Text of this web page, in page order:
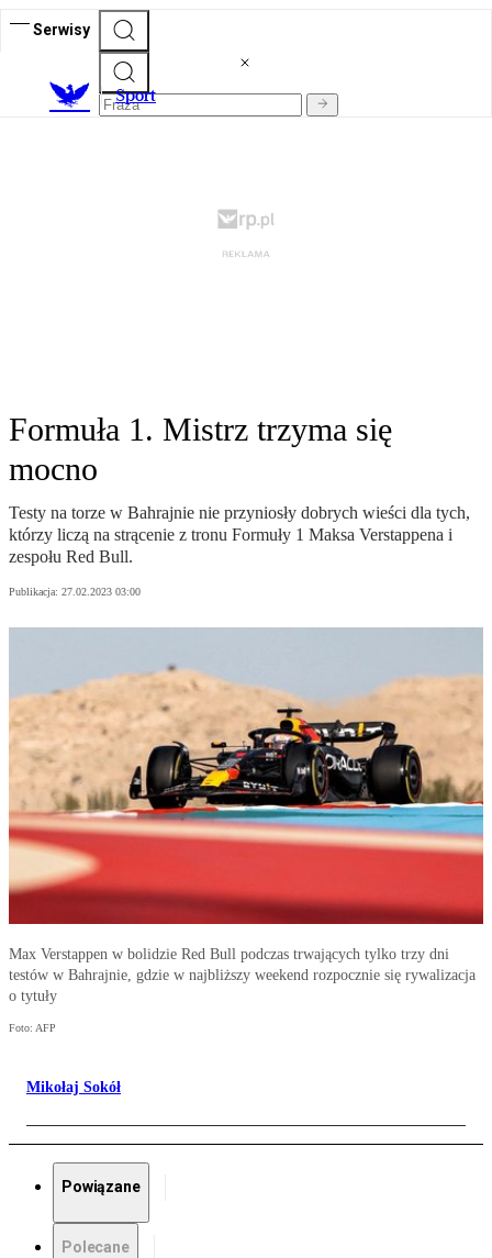
Serwisy
Sport
Formuła 1. Mistrz trzyma się
mocno
Testy na torze w Bahrajnie nie przyniosły dobrych wieści dla tych,
którzy liczą na strącenie z tronu Formuły 1 Maksa Verstappena i
zespołu Red Bull.
Publikacja: 27.02.2023 03:00
Max Verstappen w bolidzie Red Bull podczas trwających tylko trzy dni
testów w Bahrajnie, gdzie w najbliższy weekend rozpocznie się rywalizacja
o tytuły
Foto: AFP
Mikołaj Sokół
Powiązane
Polecane